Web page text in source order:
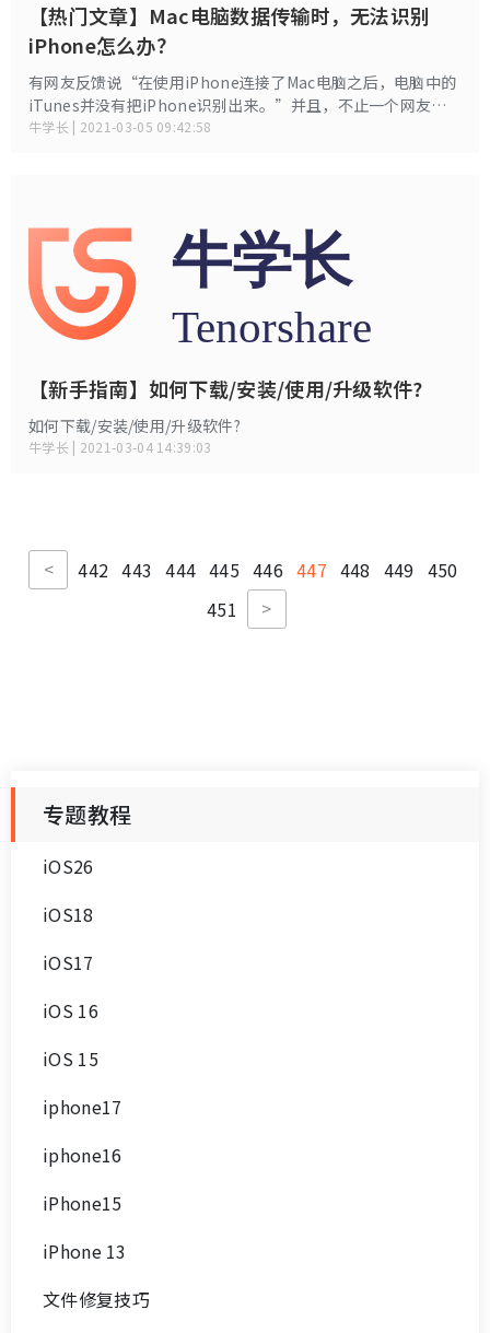
【热门文章】Mac电脑数据传输时，无法识别
iPhone怎么办？
有网友反馈说“在使用iPhone连接了Mac电脑之后，电脑中的
iTunes并没有把iPhone识别出来。”并且，不止一个网友遇
到过这样的问题。在这个问题中，当我们将iPhone设备连接到
牛学长 | 2021-03-05 09:42:58
【新手指南】如何下载/安装/使用/升级软件?
如何下载/安装/使用/升级软件?
牛学长 | 2021-03-04 14:39:03
< 442 443 444 445 446 447 448 449 450
451
>
专题教程
iOS26
iOS18
iOS17
iOS 16
iOS 15
iphone17
iphone16
iPhone15
iPhone 13
文件修复技巧